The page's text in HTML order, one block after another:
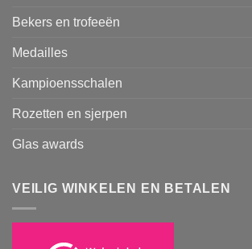
Bekers en trofeeën
Medailles
Kampioensschalen
Rozetten en sjerpen
Glas awards
VEILIG WINKELEN EN BETALEN